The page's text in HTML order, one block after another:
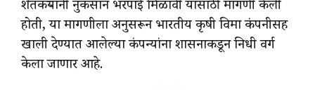
शेतकऱ्यांनी नुकसान भरपाई मिळावी यासाठी मागणी केली
होती, या मागणीला अनुसरून भारतीय कृषी विमा कंपनीसह
खाली देण्यात आलेल्या कंपन्यांना शासनाकडून निधी वर्ग
केला जाणार आहे.